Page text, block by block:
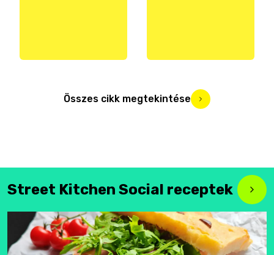
Összes cikk megtekintése
Street Kitchen Social receptek